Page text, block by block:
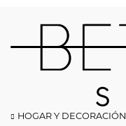
HOGAR Y DECORACIÓN